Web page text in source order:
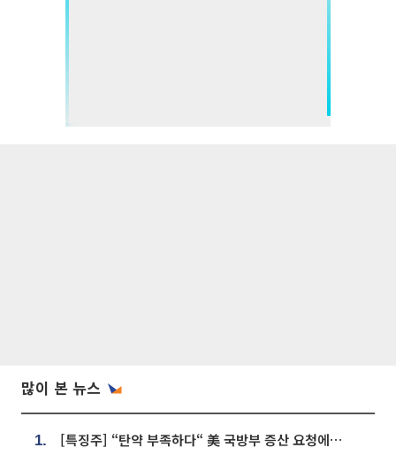
많이 본 뉴스
1. [특징주] “탄약 부족하다“ 美 국방부 증산 요청에⋯국내 방산주 급등세